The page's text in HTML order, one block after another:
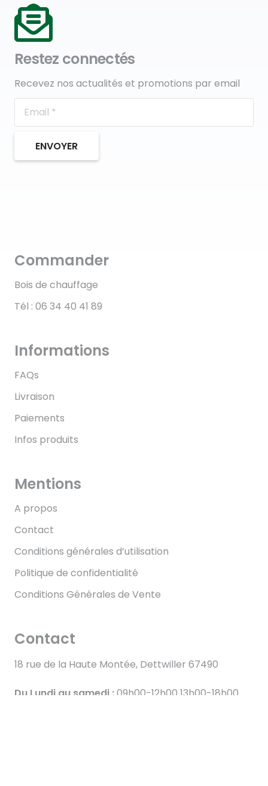
Restez connectés
Recevez nos actualités et promotions par email
ENVOYER
Commander
Bois de chauffage
Tél : 06 34 40 41 89
Informations
FAQs
Livraison
Paiements
Infos produits
Mentions
A propos
Contact
Conditions générales d’utilisation
Politique de confidentialité
Conditions Générales de Vente
Contact
18 rue de la Haute Montée, Dettwiller 67490
Du Lundi au samedi :09h00-12h00 13h00-18h00